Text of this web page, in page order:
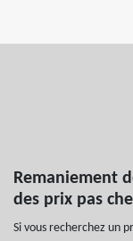
Remaniement
des prix pas
Si vous recherchez un